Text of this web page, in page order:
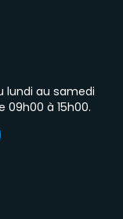
lundi au samedi
09h00 à 15h00.